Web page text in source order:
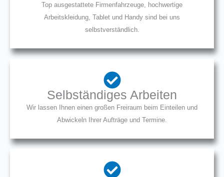
Top ausgestattete Firmenfahrzeuge, hochwertige
Arbeitskleidung, Tablet und Handy sind bei uns
selbstverständlich.
Selbständiges Arbeiten
Wir lassen Ihnen einen großen Freiraum beim Einteilen und
Abwickeln Ihrer Aufträge und Termine.